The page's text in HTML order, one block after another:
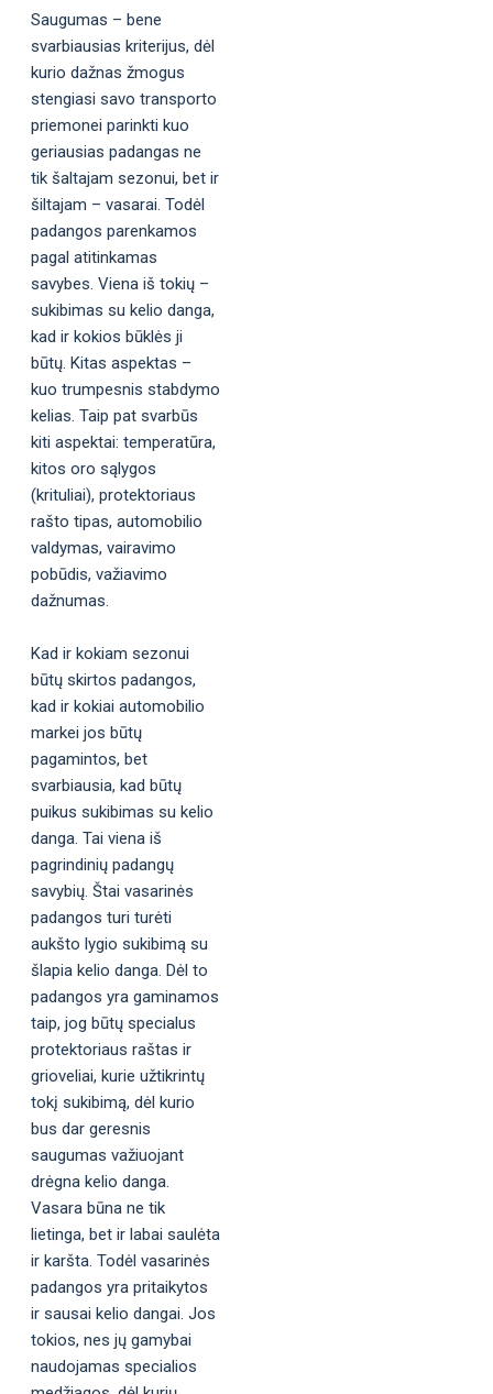
Saugumas – bene
svarbiausias kriterijus, dėl
kurio dažnas žmogus
stengiasi savo transporto
priemonei parinkti kuo
geriausias padangas ne
tik šaltajam sezonui, bet ir
šiltajam – vasarai. Todėl
padangos parenkamos
pagal atitinkamas
savybes. Viena iš tokių –
sukibimas su kelio danga,
kad ir kokios būklės ji
būtų. Kitas aspektas –
kuo trumpesnis stabdymo
kelias. Taip pat svarbūs
kiti aspektai: temperatūra,
kitos oro sąlygos
(krituliai), protektoriaus
rašto tipas, automobilio
valdymas, vairavimo
pobūdis, važiavimo
dažnumas.
Kad ir kokiam sezonui
būtų skirtos padangos,
kad ir kokiai automobilio
markei jos būtų
pagamintos, bet
svarbiausia, kad būtų
puikus sukibimas su kelio
danga. Tai viena iš
pagrindinių padangų
savybių. Štai vasarinės
padangos turi turėti
aukšto lygio sukibimą su
šlapia kelio danga. Dėl to
padangos yra gaminamos
taip, jog būtų specialus
protektoriaus raštas ir
grioveliai, kurie užtikrintų
tokį sukibimą, dėl kurio
bus dar geresnis
saugumas važiuojant
drėgna kelio danga.
Vasara būna ne tik
lietinga, bet ir labai saulėta
ir karšta. Todėl vasarinės
padangos yra pritaikytos
ir sausai kelio dangai. Jos
tokios, nes jų gamybai
naudojamas specialios